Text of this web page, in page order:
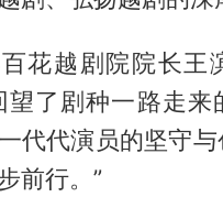
花越剧院院长王
望了剧种一路走来
代代演员的坚守
前行。”